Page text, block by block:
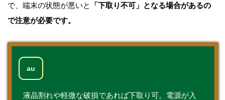
で、端末の状態が悪いと
「下取り不可」となる場合があるの
で注意が必要です。
au
液晶割れや軽微な破損であれば下取り可。電源が入